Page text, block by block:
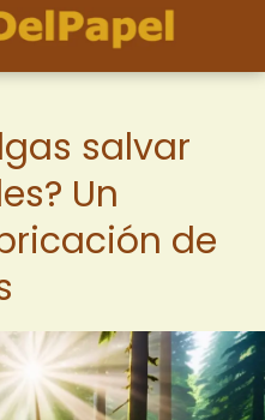
salvar
Un
de